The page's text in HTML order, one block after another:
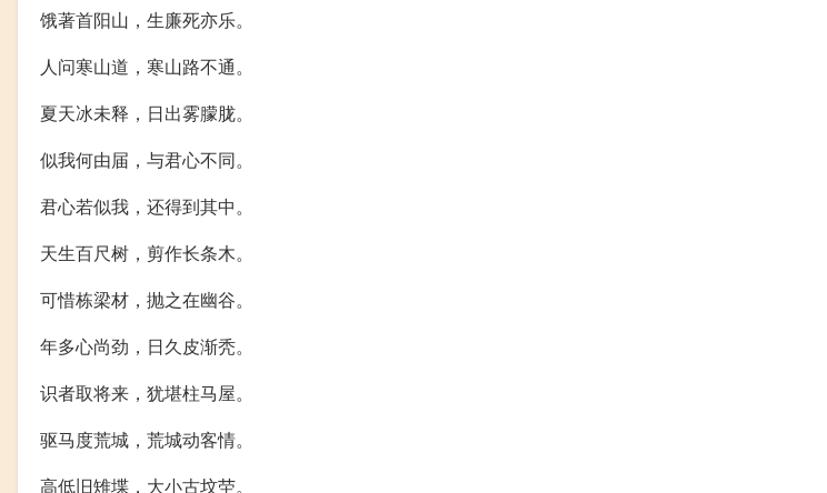
饿著首阳山，生廉死亦乐。
人问寒山道，寒山路不通。
夏天冰未释，日出雾朦胧。
似我何由届，与君心不同。
君心若似我，还得到其中。
天生百尺树，剪作长条木。
可惜栋梁材，抛之在幽谷。
年多心尚劲，日久皮渐秃。
识者取将来，犹堪柱马屋。
驱马度荒城，荒城动客情。
高低旧雉堞，大小古坟茔。